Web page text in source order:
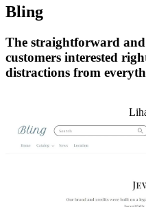
Bling
The straightforward and
customers interested
distractions from